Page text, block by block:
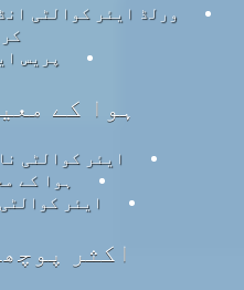
ورلڈ ایئر کوالٹی
پریس
ہوا کے
ایئر کوالٹی
ہوا کے
ایئر
اکثر